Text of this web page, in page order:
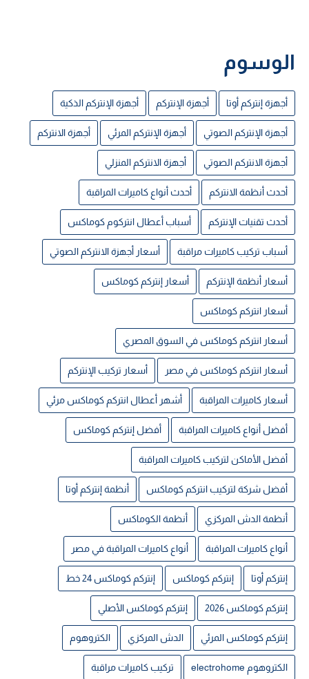
الوسوم
أجهزة إنتركم أوتا أجهزة الإنتركم أجهزة الإنتركم الذكية
أجهزة الإنتركم الصوتي أجهزة الإنتركم المرئي أجهزة الانتركم
أجهزة الانتركم الصوتي أجهزة الانتركم المنزلي
أحدث أنظمة الانتركم أحدث أنواع كاميرات المراقبة
أحدث تقنيات الإنتركم أسباب أعطال انتركوم كوماكس
أسباب تركيب كاميرات مراقبة أسعار أجهزة الانتركم الصوتي
أسعار أنظمة الإنتركم أسعار إنتركم كوماكس
أسعار انتركم كوماكس
أسعار انتركم كوماكس في السوق المصري
أسعار انتركم كوماكس في مصر أسعار تركيب الإنتركم
أسعار كاميرات المراقبة أشهر أعطال انتركم كوماكس مرئي
أفضل أنواع كاميرات المراقبة أفضل إنتركم كوماكس
أفضل الأماكن لتركيب كاميرات المراقبة
أفضل شركة لتركيب انتركم كوماكس أنظمة إنتركم أوتا
أنظمة الدش المركزي أنظمة الكوماكس
أنواع كاميرات المراقبة أنواع كاميرات المراقبة في مصر
إنتركم أوتا إنتركم كوماكس إنتركم كوماكس 24 خط
إنتركم كوماكس 2026 إنتركم كوماكس الأصلي
إنتركم كوماكس المرئي الدش المركزي الكتروهوم
الكتروهوم electrohome تركيب كاميرات مراقبة